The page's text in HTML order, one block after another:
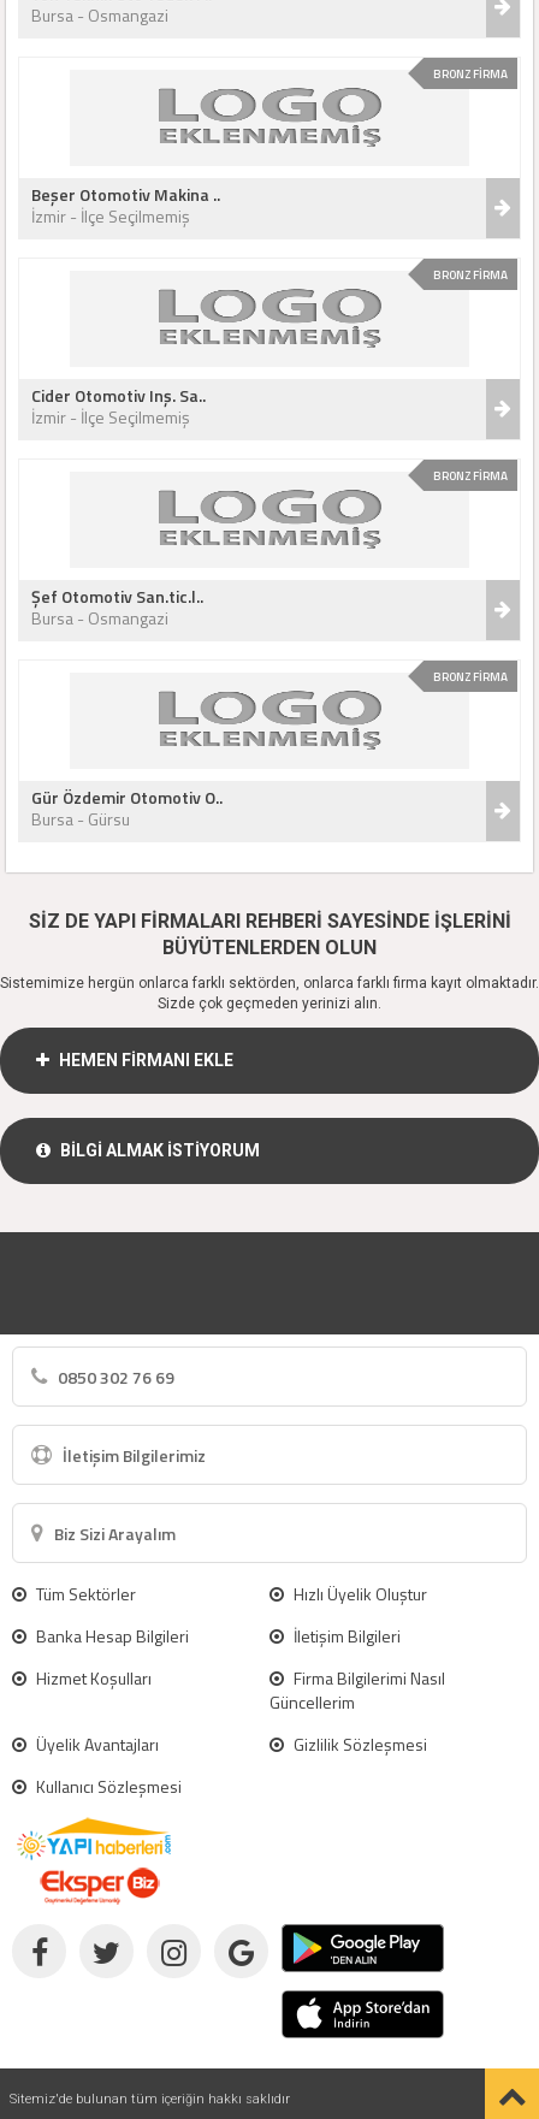
Bursa - Osmangazi
BRONZ FİRMA
Beşer Otomotiv Makina ..
İzmir - İlçe Seçilmemiş
BRONZ FİRMA
Cider Otomotiv Inş. Sa..
İzmir - İlçe Seçilmemiş
BRONZ FİRMA
Şef Otomotiv San.tic.l..
Bursa - Osmangazi
BRONZ FİRMA
Gür Özdemir Otomotiv O..
Bursa - Gürsu
SİZ DE YAPI FİRMALARI REHBERİ SAYESİNDE İŞLERİNİ
BÜYÜTENLERDEN OLUN
Sistemimize hergün onlarca farklı sektörden, onlarca farklı firma kayıt olmaktadır.
Sizde çok geçmeden yerinizi alın.
HEMEN FİRMANI EKLE
BİLGİ ALMAK İSTİYORUM
0850 302 76 69
İletişim Bilgilerimiz
Biz Sizi Arayalım
Tüm Sektörler
Hızlı Üyelik Oluştur
Banka Hesap Bilgileri
İletişim Bilgileri
Hizmet Koşulları
Firma Bilgilerimi Nasıl
Güncellerim
Üyelik Avantajları
Gizlilik Sözleşmesi
Kullanıcı Sözleşmesi
Sitemiz'de bulunan tüm içeriğin hakkı saklıdır